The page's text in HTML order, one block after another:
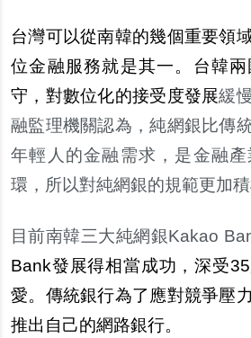
台灣可以從南韓的幾個重要領
位金融服務就是其一。台韓
守，對數位化的接受度發展緩
融監理機關認為，純網銀比傳
年輕人的金融需求，是金融
環，所以對純網銀的規範更加積
目前南韓三大純網銀Kakao
Bank發展得相當成功，深受
愛。傳統銀行為了應對競爭壓
推出自己的網路銀行。